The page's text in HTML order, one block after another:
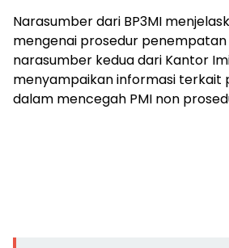
Narasumber dari BP3MI
mengenai prosedur penempatan
narasumber kedua dari Kantor
menyampaikan informasi terkait
dalam mencegah PMI non